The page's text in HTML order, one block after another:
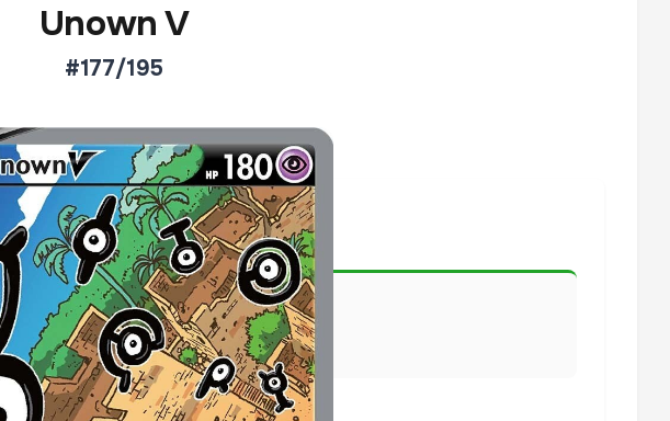
Unown V
#177/195
€31,31
Holofoil
Preise werden täglich aktualisiert.